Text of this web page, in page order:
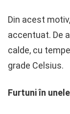
Din acest
accentuat. De
calde, cu
grade Celsius.
Furtuni în